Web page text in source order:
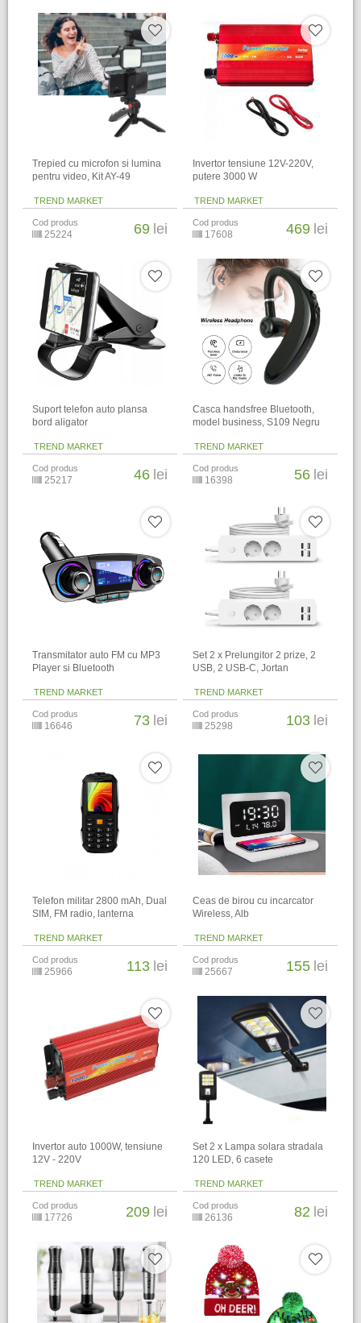
Trepied cu microfon si lumina
pentru video, Kit AY-49
TREND MARKET
Cod produs
25224 69 lei
Invertor tensiune 12V-220V,
putere 3000 W
TREND MARKET
Cod produs
17608 469 lei
Suport telefon auto plansa
bord aligator
TREND MARKET
Cod produs
25217 46 lei
Casca handsfree Bluetooth,
model business, S109 Negru
TREND MARKET
Cod produs
16398 56 lei
Transmitator auto FM cu MP3
Player si Bluetooth
TREND MARKET
Cod produs
16646 73 lei
Set 2 x Prelungitor 2 prize, 2
USB, 2 USB-C, Jortan
TREND MARKET
Cod produs
25298 103 lei
Telefon militar 2800 mAh, Dual
SIM, FM radio, lanterna
TREND MARKET
Cod produs
25966 113 lei
Ceas de birou cu incarcator
Wireless, Alb
TREND MARKET
Cod produs
25667 155 lei
Invertor auto 1000W, tensiune
12V - 220V
TREND MARKET
Cod produs
17726 209 lei
Set 2 x Lampa solara stradala
120 LED, 6 casete
TREND MARKET
Cod produs
26136 82 lei